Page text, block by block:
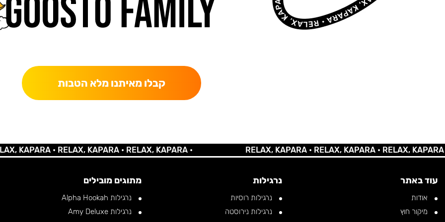
קבלו מאיתנו מלא הטבות
•RELAX, KAPARA •RELAX, KAPARA • RELAX, KAPARA •RELAX, KAPARA •RELAX, KAPARA •
עוד באתר
אודות
מיקור חוץ
נרגילות
נרגילות רוסיות
נרגילות נירוסטה
מתוגים מובילים
נרגילות Alpha Hookah
נרגילות Amy Deluxe